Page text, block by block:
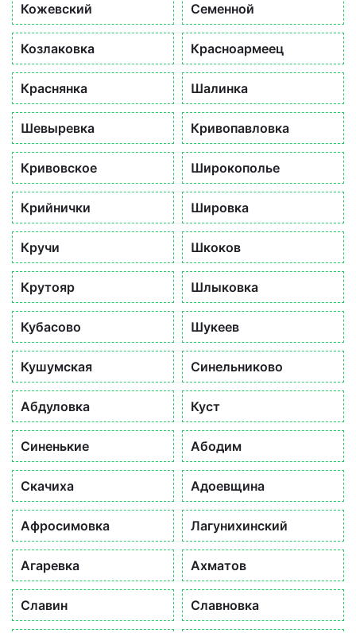
Кожевский Семенной
Козлаковка Красноармеец
Краснянка Шалинка
Шевыревка Кривопавловка
Кривовское Широкополье
Крийнички Шировка
Кручи Шкоков
Крутояр Шлыковка
Кубасово Шукеев
Кушумская Синельниково
Абдуловка Куст
Синенькие Абодим
Скачиха Адоевщина
Афросимовка Лагунихинский
Агаревка Ахматов
Славин Славновка